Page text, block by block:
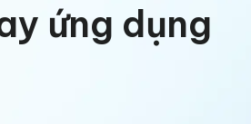
ứng dụng